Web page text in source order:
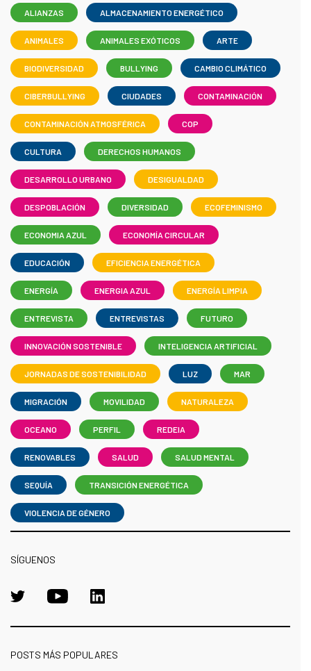
ALIANZAS ALMACENAMIENTO ENERGÉTICO
ANIMALES ANIMALES EXÓTICOS ARTE
BIODIVERSIDAD BULLYING CAMBIO CLIMÁTICO
CIBERBULLYING CIUDADES CONTAMINACIÓN
CONTAMINACIÓN ATMOSFÉRICA COP
CULTURA DERECHOS HUMANOS
DESARROLLO URBANO DESIGUALDAD
DESPOBLACIÓN DIVERSIDAD ECOFEMINISMO
ECONOMIA AZUL ECONOMÍA CIRCULAR
EDUCACIÓN EFICIENCIA ENERGÉTICA
ENERGÍA ENERGIA AZUL ENERGÍA LIMPIA
ENTREVISTA ENTREVISTAS FUTURO
INNOVACIÓN SOSTENIBLE INTELIGENCIA ARTIFICIAL
JORNADAS DE SOSTENIBILIDAD LUZ MAR
MIGRACIÓN MOVILIDAD NATURALEZA
OCEANO PERFIL REDEIA
RENOVABLES SALUD SALUD MENTAL
SEQUÍA TRANSICIÓN ENERGÉTICA
VIOLENCIA DE GÉNERO
SÍGUENOS
POSTS MÁS POPULARES